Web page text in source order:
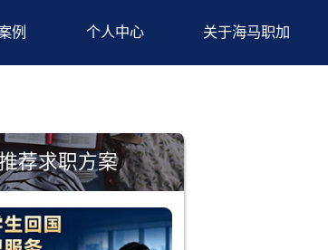
成功案例 个人中心
推荐求职方案